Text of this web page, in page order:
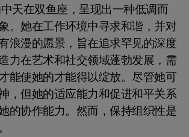
天在双鱼座，呈现出一种低调而
。她在工作环境中寻求和谐，并对
浪漫的愿景，旨在追求罕见的深度
力在艺术和社交领域蓬勃发展，需
能使她的才能得以绽放。尽管她可
，但她的适应能力和促进和平关系
的协作能力。然而，保持组织性是